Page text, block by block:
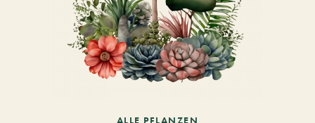
ALLE PFLANZEN